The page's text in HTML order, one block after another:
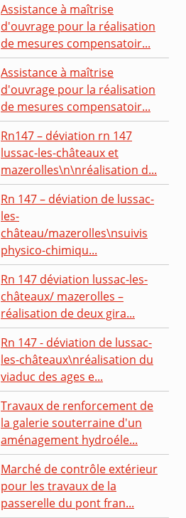
Assistance à maîtrise
d'ouvrage pour la réalisation
de mesures compensatoir...
Assistance à maîtrise
d'ouvrage pour la réalisation
de mesures compensatoir...
Rn147 – déviation rn 147
lussac-les-châteaux et
mazerolles\n\nréalisation d...
Rn 147 – déviation de lussac-
les-
château/mazerolles\nsuivis
physico-chimiqu...
Rn 147 déviation lussac-les-
châteaux/ mazerolles –
réalisation de deux gira...
Rn 147 - déviation de lussac-
les-châteaux\nréalisation du
viaduc des ages e...
Travaux de renforcement de
la galerie souterraine d'un
aménagement hydroéle...
Marché de contrôle extérieur
pour les travaux de la
passerelle du pont fran...